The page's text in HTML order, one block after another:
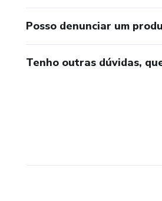
Posso denunciar um
Tenho outras dúvidas,